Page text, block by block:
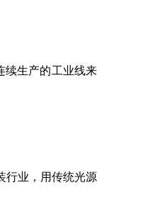
续生产的工业线来
行业，用传统光源